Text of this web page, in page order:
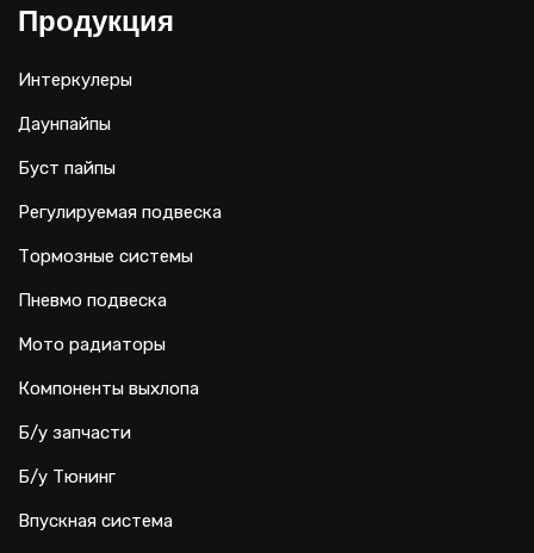
Продукция
Интеркулеры
Даунпайпы
Буст пайпы
Регулируемая подвеска
Тормозные системы
Пневмо подвеска
Мото радиаторы
Компоненты выхлопа
Б/у запчасти
Б/у Тюнинг
Впускная система